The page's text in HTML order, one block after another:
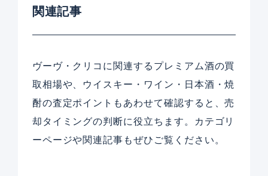
関連記事
ヴーヴ・クリコに関連するプレミアム酒の買
取相場や、ウイスキー・ワイン・日本酒・焼
酎の査定ポイントもあわせて確認すると、売
却タイミングの判断に役立ちます。カテゴリ
ーページや関連記事もぜひご覧ください。